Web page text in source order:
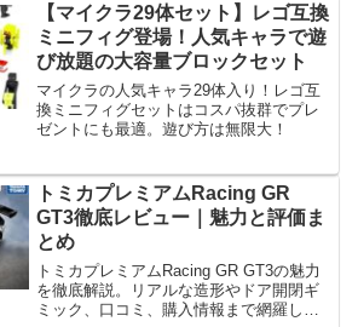
【マイクラ29体セット】レゴ互換
ミニフィグ登場！人気キャラで遊
び放題の大容量ブロックセット
マイクラの人気キャラ29体入り！レゴ互
換ミニフィグセットはコスパ抜群でプレ
ゼントにも最適。遊び方は無限大！
トミカプレミアムRacing GR
GT3徹底レビュー｜魅力と評価ま
とめ
トミカプレミアムRacing GR GT3の魅力
を徹底解説。リアルな造形やドア開閉ギ
ミック、口コミ、購入情報まで網羅した